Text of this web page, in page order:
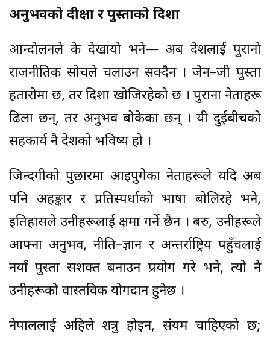
अनुभवको दीक्षा र पुस्ताको दिशा
आन्दोलनले के देखायो भने— अब देशलाई पुरानो
राजनीतिक सोचले चलाउन सक्दैन । जेन–जी पुस्ता
हतारोमा छ, तर दिशा खोजिरहेको छ । पुराना नेताहरू
ढिला छन्, तर अनुभव बोकेका छन् । यी दुईबीचको
सहकार्य नै देशको भविष्य हो ।
जिन्दगीको पुछारमा आइपुगेका नेताहरूले यदि अब
पनि अहङ्कार र प्रतिस्पर्धाको भाषा बोलिरहे भने,
इतिहासले उनीहरूलाई क्षमा गर्ने छैन । बरु, उनीहरूले
आफ्ना अनुभव, नीति–ज्ञान र अन्तर्राष्ट्रिय पहुँचलाई
नयाँ पुस्ता सशक्त बनाउन प्रयोग गरे भने, त्यो नै
उनीहरूको वास्तविक योगदान हुनेछ ।
नेपाललाई अहिले शत्रु होइन, संयम चाहिएको छ;